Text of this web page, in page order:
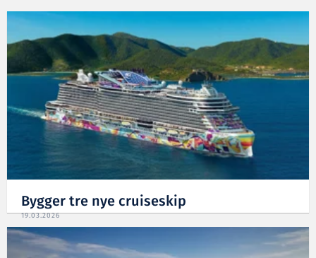
Bygger tre nye cruiseskip
19.03.2026